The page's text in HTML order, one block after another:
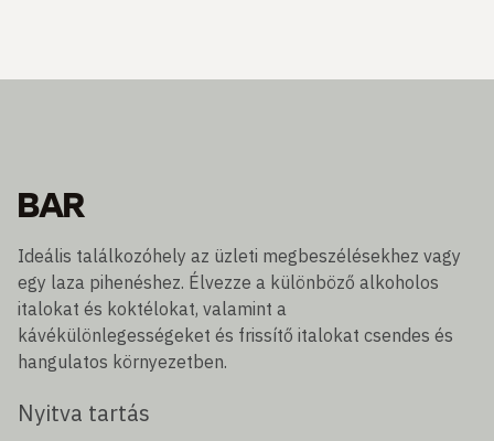
BAR
Ideális találkozóhely az üzleti megbeszélésekhez vagy
egy laza pihenéshez. Élvezze a különböző alkoholos
italokat és koktélokat, valamint a
kávékülönlegességeket és frissítő italokat csendes és
hangulatos környezetben.
Nyitva tartás